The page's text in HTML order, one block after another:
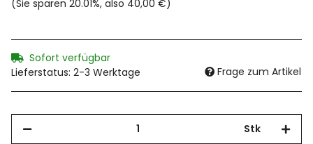
(Sie sparen 20.01%, also 40,00 €)
Sofort verfügbar
Lieferstatus: 2-3 Werktage
Frage zum Artikel
Stk